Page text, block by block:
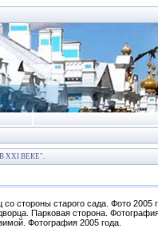
XXI ВЕКЕ".
со стороны старого сада. Фото 2005
Парковая сторона.
Фотография 2005 года.